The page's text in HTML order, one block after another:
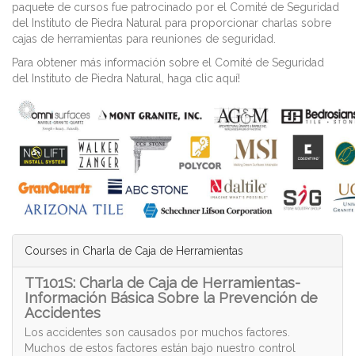
paquete de cursos fue patrocinado por el Comité de Seguridad
del Instituto de Piedra Natural para proporcionar charlas sobre
cajas de herramientas para reuniones de seguridad.
Para obtener más información sobre el Comité de Seguridad
del Instituto de Piedra Natural, haga clic aquí!
Courses in Charla de Caja de Herramientas
TT101S: Charla de Caja de Herramientas-
Información Básica Sobre la Prevención de
Accidentes
Los accidentes son causados por muchos factores.
Muchos de estos factores están bajo nuestro control